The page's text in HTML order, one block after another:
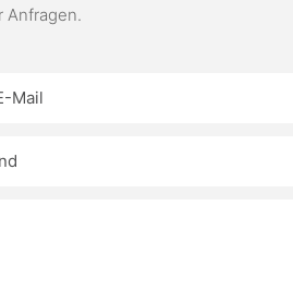
Anfragen.
Mail